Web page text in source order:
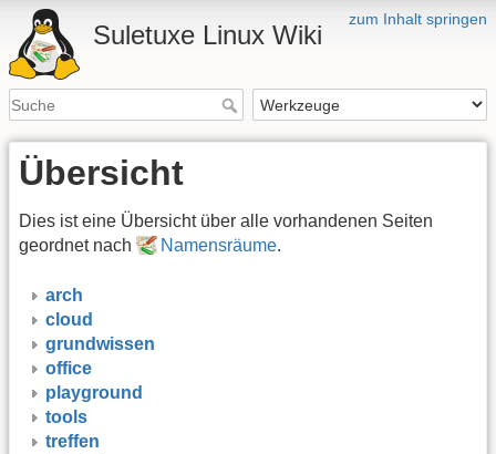
zum Inhalt springen
Suletuxe Linux Wiki
Übersicht
Dies ist eine Übersicht über alle vorhandenen Seiten
geordnet nach
Namensräume.
arch
cloud
grundwissen
office
playground
tools
treffen